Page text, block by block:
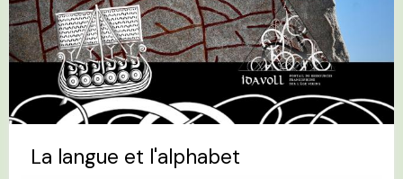
La langue et l'alphabet